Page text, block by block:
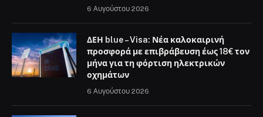
6 Αυγούστου 2026
ΔΕΗ blue – Visa: Νέα καλοκαιρινή
προσφορά με επιβράβευση έως 18€ τον
μήνα για τη φόρτιση ηλεκτρικών
οχημάτων
6 Αυγούστου 2026